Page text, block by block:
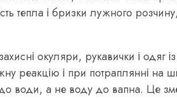
тепла і бризки лужного
окуляри, рукавички і
реакцію і при потраплянні на
води, а не воду до вапна. Це